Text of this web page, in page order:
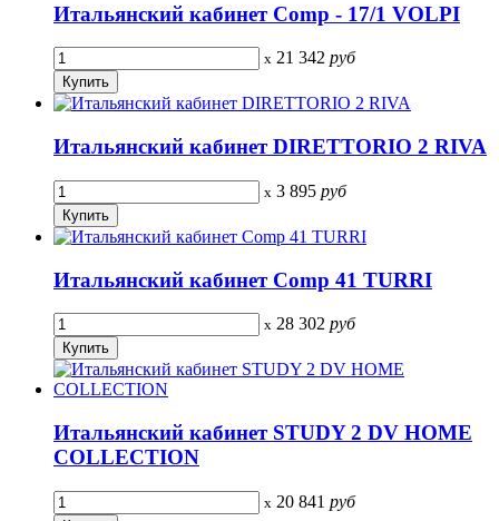
Итальянский кабинет Comp - 17/1 VOLPI
x 21 342 руб
Итальянский кабинет DIRETTORIO 2 RIVA
x 3 895 руб
Итальянский кабинет Comp 41 TURRI
x 28 302 руб
Итальянский кабинет STUDY 2 DV HOME
COLLECTION
x 20 841 руб